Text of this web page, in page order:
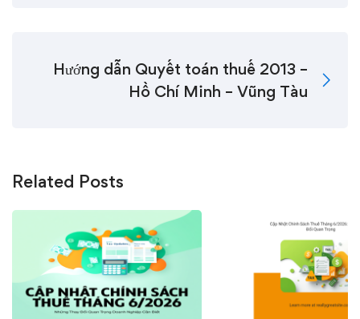
Hướng dẫn Quyết toán thuế 2013 –
Hồ Chí Minh – Vũng Tàu
Related Posts